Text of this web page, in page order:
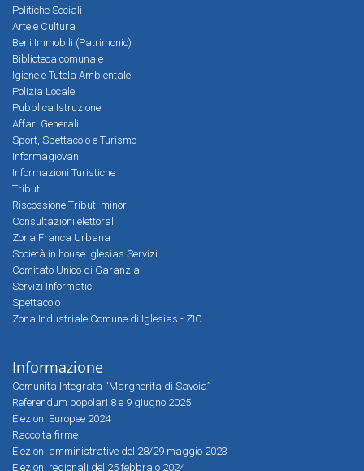
Politiche Sociali
Arte e Cultura
Beni Immobili (Patrimonio)
Biblioteca comunale
Igiene e Tutela Ambientale
Polizia Locale
Pubblica Istruzione
Affari Generali
Sport, Spettacolo e Turismo
Informagiovani
Informazioni Turistiche
Tributi
Riscossione Tributi minori
Consultazioni elettorali
Zona Franca Urbana
Società in house Iglesias Servizi
Comitato Unico di Garanzia
Servizi Informatici
Spettacolo
Zona Industriale Comune di Iglesias - ZIC
Informazione
Comunità Integrata “Margherita di Savoia”
Referendum popolari 8 e 9 giugno 2025
Elezioni Europee 2024
Raccolta firme
Elezioni amministrative del 28/29 maggio 2023
Elezioni regionali del 25 febbraio 2024